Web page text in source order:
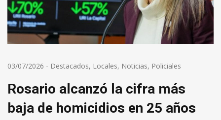
03/07/2026 - Destacados, Locales, Noticias, Policiales
Rosario alcanzó la cifra más
baja de homicidios en 25 años